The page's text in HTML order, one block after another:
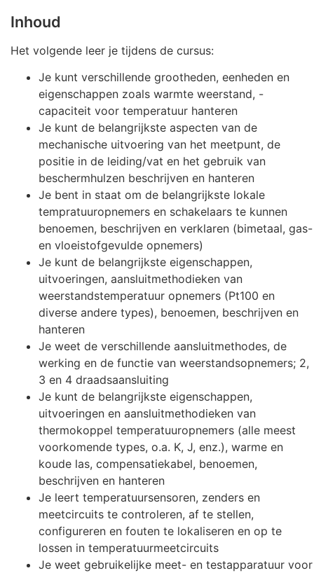
Inhoud
Het volgende leer je tijdens de cursus:
Je kunt verschillende grootheden, eenheden en
eigenschappen zoals warmte weerstand, -
capaciteit voor temperatuur hanteren
Je kunt de belangrijkste aspecten van de
mechanische uitvoering van het meetpunt, de
positie in de leiding/vat en het gebruik van
beschermhulzen beschrijven en hanteren
Je bent in staat om de belangrijkste lokale
tempratuuropnemers en schakelaars te kunnen
benoemen, beschrijven en verklaren (bimetaal, gas-
en vloeistofgevulde opnemers)
Je kunt de belangrijkste eigenschappen,
uitvoeringen, aansluitmethodieken van
weerstandstemperatuur opnemers (Pt100 en
diverse andere types), benoemen, beschrijven en
hanteren
Je weet de verschillende aansluitmethodes, de
werking en de functie van weerstandsopnemers; 2,
3 en 4 draadsaansluiting
Je kunt de belangrijkste eigenschappen,
uitvoeringen en aansluitmethodieken van
thermokoppel temperatuuropnemers (alle meest
voorkomende types, o.a. K, J, enz.), warme en
koude las, compensatiekabel, benoemen,
beschrijven en hanteren
Je leert temperatuursensoren, zenders en
meetcircuits te controleren, af te stellen,
configureren en fouten te lokaliseren en op te
lossen in temperatuurmeetcircuits
Je weet gebruikelijke meet- en testapparatuur voor